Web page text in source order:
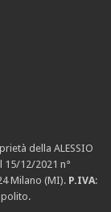
della ALESSIO
15/12/2021 n°
Milano (MI). P.IVA: